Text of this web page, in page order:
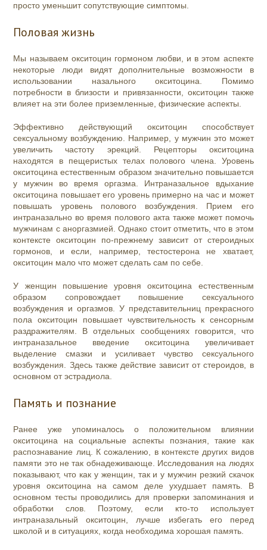
просто уменьшит сопутствующие симптомы.
Половая жизнь
Мы называем окситоцин гормоном любви, и в этом аспекте
некоторые люди видят дополнительные возможности в
использовании назального окситоцина. Помимо
потребности в близости и привязанности, окситоцин также
влияет на эти более приземленные, физические аспекты.
Эффективно действующий окситоцин способствует
сексуальному возбуждению. Например, у мужчин это может
увеличить частоту эрекций. Рецепторы окситоцина
находятся в пещеристых телах полового члена. Уровень
окситоцина естественным образом значительно повышается
у мужчин во время оргазма. Интраназальное вдыхание
окситоцина повышает его уровень примерно на час и может
повышать уровень полового возбуждения. Прием его
интраназально во время полового акта также может помочь
мужчинам с аноргазмией. Однако стоит отметить, что в этом
контексте окситоцин по-прежнему зависит от стероидных
гормонов, и если, например, тестостерона не хватает,
окситоцин мало что может сделать сам по себе.
У женщин повышение уровня окситоцина естественным
образом сопровождает повышение сексуального
возбуждения и оргазмов. У представительниц прекрасного
пола окситоцин повышает чувствительность к сенсорным
раздражителям. В отдельных сообщениях говорится, что
интраназальное введение окситоцина увеличивает
выделение смазки и усиливает чувство сексуального
возбуждения. Здесь также действие зависит от стероидов, в
основном от эстрадиола.
Память и познание
Ранее уже упоминалось о положительном влиянии
окситоцина на социальные аспекты познания, такие как
распознавание лиц. К сожалению, в контексте других видов
памяти это не так обнадеживающе. Исследования на людях
показывают, что как у женщин, так и у мужчин резкий скачок
уровня окситоцина на самом деле ухудшает память. В
основном тесты проводились для проверки запоминания и
обработки слов. Поэтому, если кто-то использует
интраназальный окситоцин, лучше избегать его перед
школой и в ситуациях, когда необходима хорошая память.